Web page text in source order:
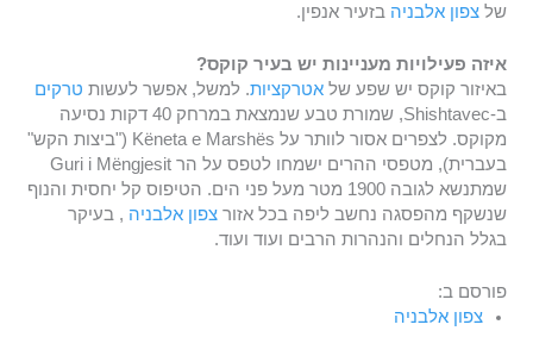
שלצפון אלבניה בזעיר אנפין.
איזה פעילויות מעניינות יש בעיר קוקס?
באיזור קוקס יש שפע שלאטרקציות. למשל, אפשר לעשות טרקים
ב-Shishtavec, שמורת טבע שנמצאת במרחק 40 דקות נסיעה
מקוקס. לצפרים אסור לוותר על Këneta e Marshës ("ביצות הקש"
בעברית), מטפסי ההרים ישמחו לטפס על הר Guri i Mëngjesit
שמתנשא לגובה 1900 מטר מעל פני הים. הטיפוס קל יחסית והנוף
שנשקף מהפסגה נחשב ליפה בכל אזורצפון אלבניה , בעיקר
בגלל הנחלים והנהרות הרבים ועוד ועוד.
פורסם ב:
צפון אלבניה